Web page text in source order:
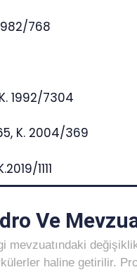
768
1992/7304
K. 2004/369
1111
Ve
mevzuatındaki
haline getirilir.